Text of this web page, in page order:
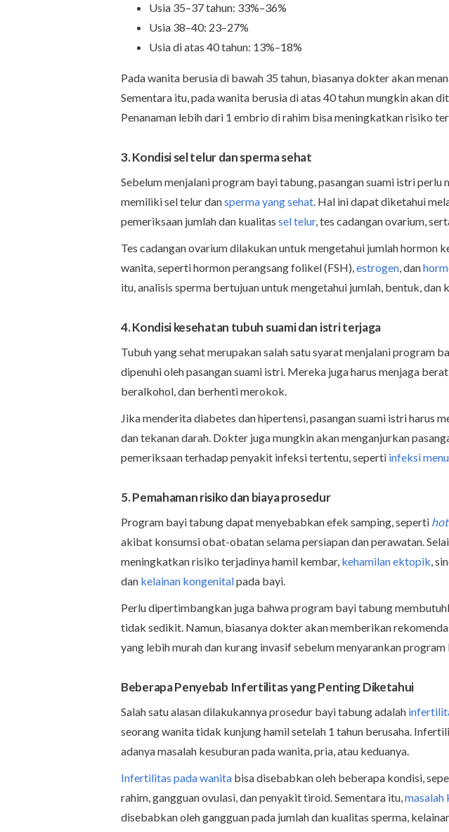
Usia 35–37 tahun: 33%–36%
Usia 38–40: 23–27%
Usia di atas 40 tahun: 13%–18%
Pada wanita berusia di bawah 35 tahun, biasanya dokter akan
Sementara itu, pada wanita berusia di atas 40 tahun mungkin akan
Penanaman lebih dari 1 embrio di rahim bisa meningkatkan risiko
3. Kondisi sel telur dan sperma sehat
Sebelum menjalani program bayi tabung, pasangan suami istri perlu
memiliki sel telur dansperma yang sehat. Hal ini dapat diketahui
pemeriksaan jumlah dan kualitas sel telur, tes cadangan ovarium,
Tes cadangan ovarium dilakukan untuk mengetahui jumlah hormon
wanita, seperti hormon perangsang folikel (FSH),estrogen, dan
itu, analisis sperma bertujuan untuk mengetahui jumlah, bentuk, dan
4. Kondisi kesehatan tubuh suami dan istri terjaga
Tubuh yang sehat merupakan salah satu syarat menjalani program
dipenuhi oleh pasangan suami istri. Mereka juga harus menjaga
beralkohol, dan berhenti merokok.
Jika menderita diabetes dan hipertensi, pasangan suami istri harus
dan tekanan darah. Dokter juga mungkin akan menganjurkan
pemeriksaan terhadap penyakit infeksi tertentu, seperti infeksi
5. Pemahaman risiko dan biaya prosedur
Program bayi tabung dapat menyebabkan efek samping, seperti
akibat konsumsi obat-obatan selama persiapan dan perawatan.
meningkatkan risiko terjadinya hamil kembar, kehamilan ektopik,
dan kelainan kongenitalpada bayi.
Perlu dipertimbangkan juga bahwa program bayi tabung
tidak sedikit. Namun, biasanya dokter akan memberikan
yang lebih murah dan kurang invasif sebelum menyarankan
Beberapa Penyebab Infertilitas yang Penting Diketahui
Salah satu alasan dilakukannya prosedur bayi tabung adalah
seorang wanita tidak kunjung hamil setelah 1 tahun berusaha.
adanya masalah kesuburan pada wanita, pria, atau keduanya.
Infertilitas pada wanita bisa disebabkan oleh beberapa kondisi,
rahim, gangguan ovulasi, dan penyakit tiroid. Sementara itu,masalah
disebabkan oleh gangguan pada jumlah dan kualitas sperma,